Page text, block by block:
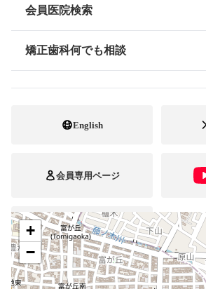
情報公開
会員医院検索
矯正歯科何でも相談
English
会員専用ページ
ブレスマ
FAX番号 052-726-8201
顎口腔機能診断施設
+
−